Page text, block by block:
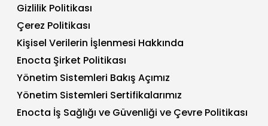
Gizlilik Politikası
Çerez Politikası
Kişisel Verilerin İşlenmesi Hakkında
Enocta Şirket Politikası
Yönetim Sistemleri Bakış Açımız
Yönetim Sistemleri Sertifikalarımız
Enocta İş Sağlığı ve Güvenliği ve Çevre Politikası